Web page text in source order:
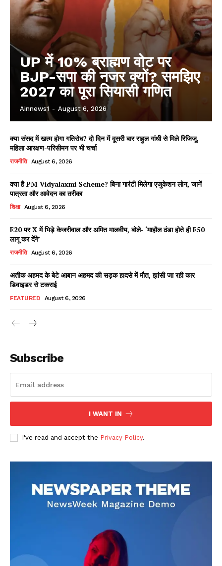
Facebook
X WhatsApp
Read Latest News on AIN
DOWNLOAD NOW
AIN NEWS 1
Contact Us
UP में 10% ब्राह्मण वोट पर
BJP-सपा की नजर क्यों? समझिए
2027 का पूरा सियासी गणित
Ainnews1 - August 6, 2026
क्या संसद में खत्म होगा गतिरोध? दो दिन में दूसरी बार राहुल गांधी से मिले रिजिजू,
महिला आरक्षण-परिसीमन पर भी चर्चा
राजनीति August 6, 2026
क्या है PM Vidyalaxmi Scheme? बिना गारंटी मिलेगा एजुकेशन लोन, जानें
पात्रता और आवेदन का तरीका
शिक्षा August 6, 2026
E20 पर X में भिड़े केजरीवाल और अमित मालवीय, बोले- ‘माहौल ठंडा होते ही E50
लागू कर देंगे’
राजनीति August 6, 2026
अतीक अहमद के बेटे आबान अहमद की सड़क हादसे में मौत, झांसी जा रही कार
डिवाइडर से टकराई
FEATURED August 6, 2026
Subscribe
I WANT IN
I've read and accept the Privacy Policy.